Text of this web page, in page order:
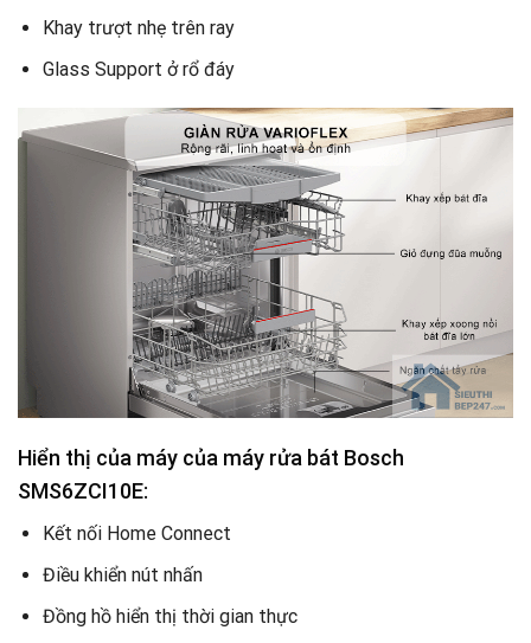
Khay trượt nhẹ trên ray
Glass Support ở rổ đáy
Hiển thị của máy của máy rửa bát Bosch
SMS6ZCI10E:
Kết nối Home Connect
Điều khiển nút nhấn
Đồng hồ hiển thị thời gian thực